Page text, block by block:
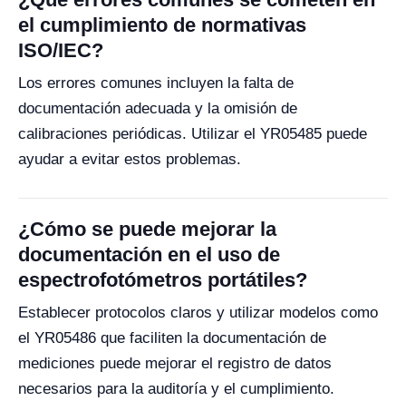
el cumplimiento de normativas
ISO/IEC?
Los errores comunes incluyen la falta de
documentación adecuada y la omisión de
calibraciones periódicas. Utilizar el YR05485 puede
ayudar a evitar estos problemas.
¿Cómo se puede mejorar la
documentación en el uso de
espectrofotómetros portátiles?
Establecer protocolos claros y utilizar modelos como
el YR05486 que faciliten la documentación de
mediciones puede mejorar el registro de datos
necesarios para la auditoría y el cumplimiento.